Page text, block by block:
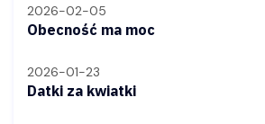
2026-02-05
Obecność ma moc
2026-01-23
Datki za kwiatki